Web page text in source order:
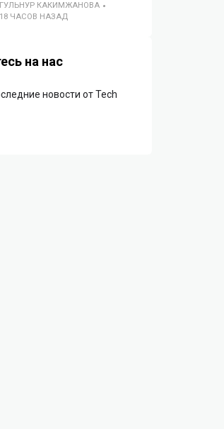
ГУЛЬНУР КАКИМЖАНОВА
18 ЧАСОВ НАЗАД
на нас
новости от Tech